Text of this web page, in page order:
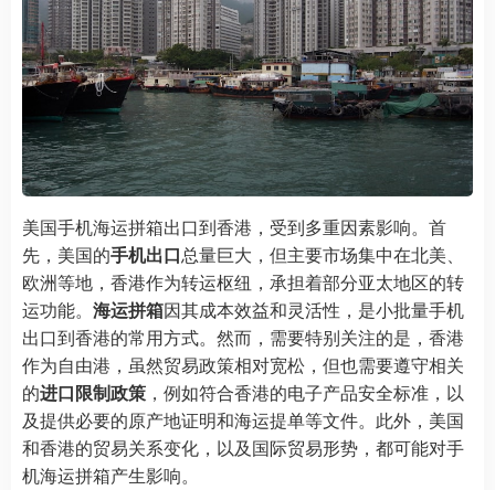
美国手机海运拼箱出口到香港，受到多重因素影响。首
先，美国的手机出口总量巨大，但主要市场集中在北美、
欧洲等地，香港作为转运枢纽，承担着部分亚太地区的转
运功能。 海运拼箱因其成本效益和灵活性，是小批量手机
出口到香港的常用方式。然而，需要特别关注的是，香港
作为自由港，虽然贸易政策相对宽松，但也需要遵守相关
的进口限制政策 ，例如符合香港的电子产品安全标准，以
及提供必要的原产地证明和海运提单等文件。此外，美国
和香港的贸易关系变化，以及国际贸易形势，都可能对手
机海运拼箱产生影响。